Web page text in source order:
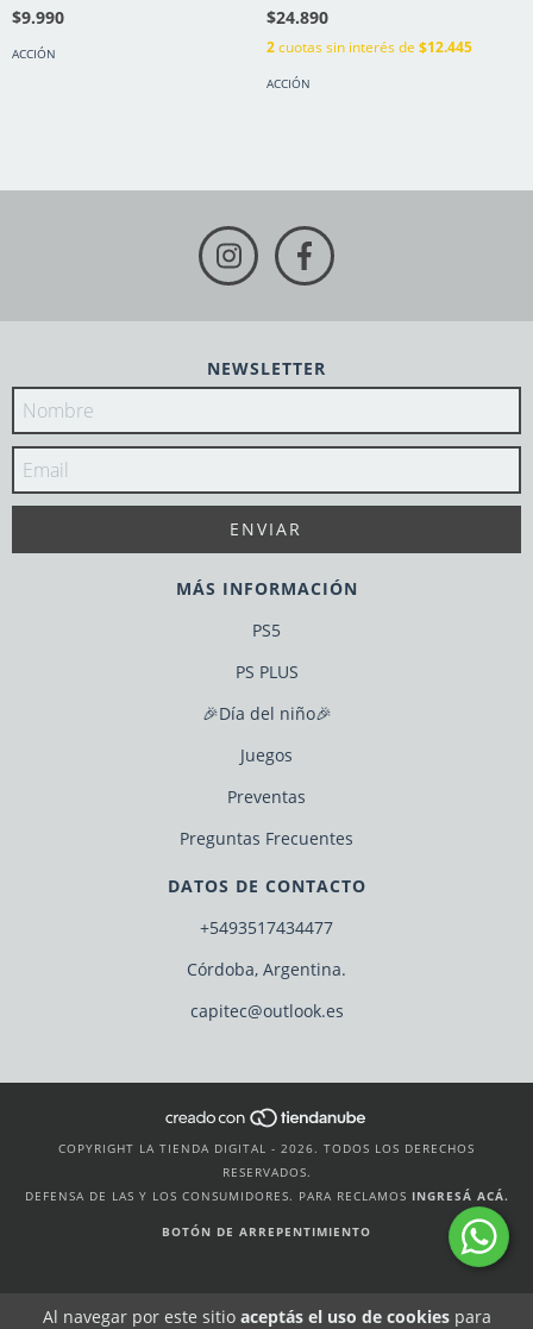
Al navegar por este sitio aceptás el uso de cookiespara
$9.990
ACCIÓN
$24.890
2cuotas sin interés de $12.445
ACCIÓN
NEWSLETTER
MÁS INFORMACIÓN
PS5
PS PLUS
🎉Día del niño🎉
Juegos
Preventas
Preguntas Frecuentes
DATOS DE CONTACTO
+5493517434477
Córdoba, Argentina.
capitec@outlook.es
COPYRIGHT LA TIENDA DIGITAL - 2026. TODOS LOS DERECHOS
RESERVADOS.
DEFENSA DE LAS Y LOS CONSUMIDORES. PARA RECLAMOS INGRESÁ ACÁ.
BOTÓN DE ARREPENTIMIENTO